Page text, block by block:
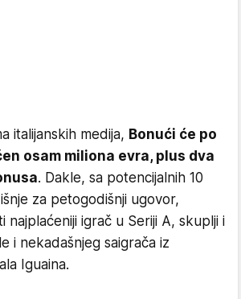
italijanskih medija, Bonući će po
osam miliona evra, plus dva
. Dakle, sa potencijalnih 10
za petogodišnji ugovor,
najplaćeniji igrač u Seriji A, skuplji i
i nekadašnjeg saigrača iz
Iguaina.